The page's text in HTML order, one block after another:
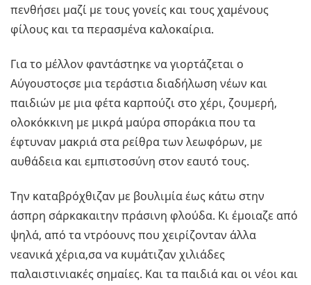
πενθήσει μαζί με τους γονείς και τους χαμένους
φίλους και τα περασμένα καλοκαίρια.
Για το μέλλον φαντάστηκε να γιορτάζεται ο
Αύγουστοςσε μια τεράστια διαδήλωση νέων και
παιδιών με μια φέτα καρπούζι στο χέρι, ζουμερή,
ολοκόκκινη με μικρά μαύρα σποράκια που τα
έφτυναν μακριά στα ρείθρα των λεωφόρων, με
αυθάδεια και εμπιστοσύνη στον εαυτό τους.
Την καταβρόχθιζαν με βουλιμία έως κάτω στην
άσπρη σάρκακαιτην πράσινη φλούδα. Κι έμοιαζε από
ψηλά, από τα ντρόουνς που χειρίζονταν άλλα
νεανικά χέρια,σα να κυμάτιζαν χιλιάδες
παλαιστινιακές σημαίες. Και τα παιδιά και οι νέοι και